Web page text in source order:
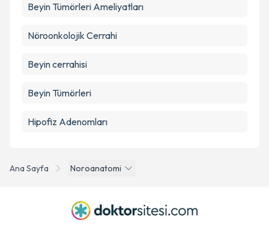
Ana Sayfa Noroanatomi
Beyin Tümörleri Ameliyatları
Nöroonkolojik Cerrahi
Beyin cerrahisi
Beyin Tümörleri
Hipofiz Adenomları